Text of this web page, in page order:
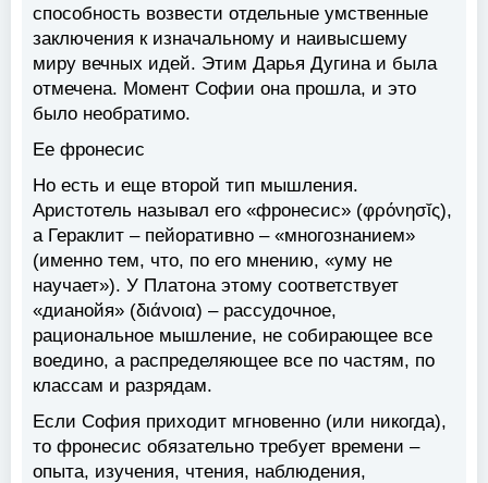
способность возвести отдельные умственные
заключения к изначальному и наивысшему
миру вечных идей. Этим Дарья Дугина и была
отмечена. Момент Софии она прошла, и это
было необратимо.
Ее фронесис
Но есть и еще второй тип мышления.
Аристотель называл его «фронесис» (φρόνησῐς),
а Гераклит – пейоративно – «многознанием»
(именно тем, что, по его мнению, «уму не
научает»). У Платона этому соответствует
«дианойя» (διάνοια) – рассудочное,
рациональное мышление, не собирающее все
воедино, а распределяющее все по частям, по
классам и разрядам.
Если София приходит мгновенно (или никогда),
то фронесис обязательно требует времени –
опыта, изучения, чтения, наблюдения,